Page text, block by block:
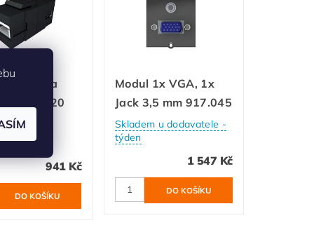
spojka
917.120
941 Kč
Modul 1x VGA, 1x
Jack 3,5 mm 917.045
Skladem u dodavatele -
týden
1 547 Kč